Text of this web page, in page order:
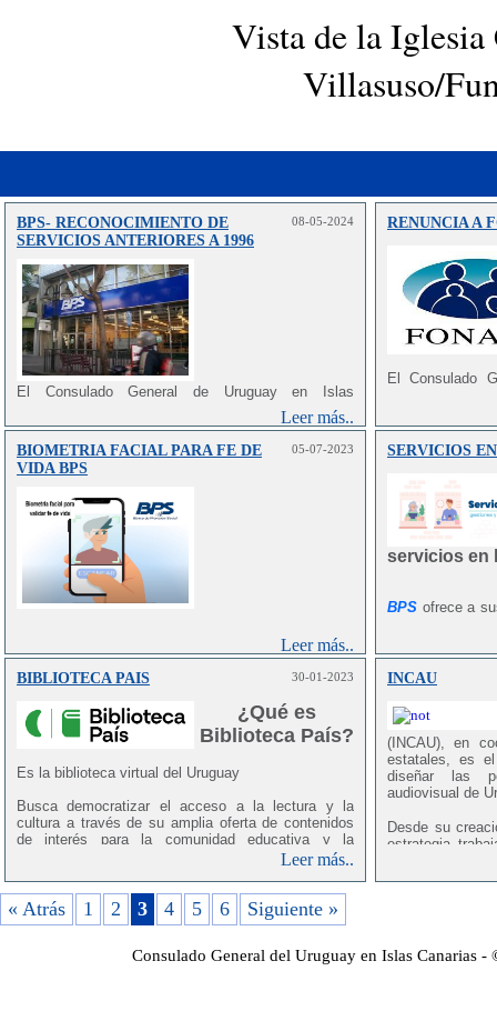
Vista de la
Villasuso/
BPS- RECONOCIMIENTO DE
SERVICIOS ANTERIORES A 1996
08-05-2024
El Consulado General de Uruguay en Islas
nueva Ley
20.130 del año 2023, de Reforma de la Seguridad
Social,se establece un plazo para solicitar la
inclusión de servicios (años trabajados) anteriores al
1.º de abril de 1996 que no estén integrados a la
Por ello recomendamos que ingrese a su área
privada de"Servicios en Línea de BPS"
los servicios computables para su jubilación. En
caso de no tener "Usuario BPS", comuníquese con
este Consulado.
información para registrar los
servicios que no consten en BPS:
https://www.bps.gub.uy/11452/reconocimiento-de-
Leer más..
RENUNCIA A
El Consulado
a queal
FONASA, solo
nacional, los
mismo y con
realizar,
1% establecido
Los jubilados
que deberá
Para el caso
de Vida.
BIOMETRIA FACIAL PARA FE DE
VIDA BPS
05-07-2023
Leer más..
SERVICIOS
servicios en
BPS ofrece a
necesidad de
BIBLIOTECA PAIS
30-01-2023
¿Qué es
Biblioteca País?
Es la biblioteca virtual del Uruguay
Busca democratizar el acceso a la lectura y la
cultura a través de su amplia oferta de contenidos
de interés para la comunidad educativa y la
población en general, disponibles de forma gratuita
El acceso a la web es:
https://bibliotecapais.ceibal.edu.uy/,
Leer más..
INCAU
(INCAU), en
estatales, es el
diseñar las
audiovisual de
Desde su
estrategia
gestión
el fomento,
« Atrás 1 2 3 4 5 6 Siguiente »
Consulado General del Uruguay en Islas Canarias